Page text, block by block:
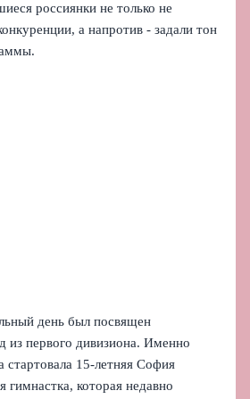
россиянки не только не
а напротив - задали тон
день был посвящен
из первого дивизиона. Именно
стартовала 15-летняя София
гимнастка, которая недавно